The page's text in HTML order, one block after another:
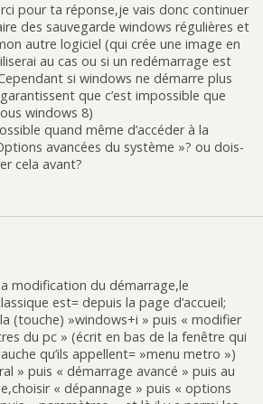
pour ta réponse,je vais donc continuer
des sauvegarde windows régulières et
autre logiciel (qui crée une image en
au cas ou si un redémarrage est
si windows ne démarre plus
que c’est impossible que
windows 8)
quand même d’accéder à la
avancées du système »? ou dois-
cela avant?
modification du démarrage,le
est= depuis la page d’accueil;
(touche) »windows+i » puis « modifier
du pc » (écrit en bas de la fenêtre qui
qu’ils appellent= »menu metro »)
» puis « démarrage avancé » puis au
« dépannage » puis « options